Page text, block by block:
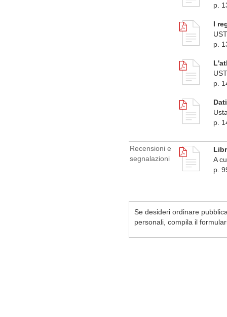
p.
I
UST
p.
UST
p.
p.
Recensioni e
segnalazioni
A
p.
Se desideri ordinare
personali, compila il